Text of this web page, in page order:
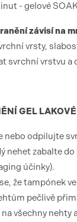
- gelové
závisí na
vrsty,
svrchní vrstvu a
GEL
nebo odpilujte
nehet zabalte
účinky).
že tampónek
pečlivě
všechny nehty